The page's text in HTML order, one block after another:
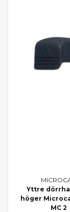
Yttre
höger
MC 2